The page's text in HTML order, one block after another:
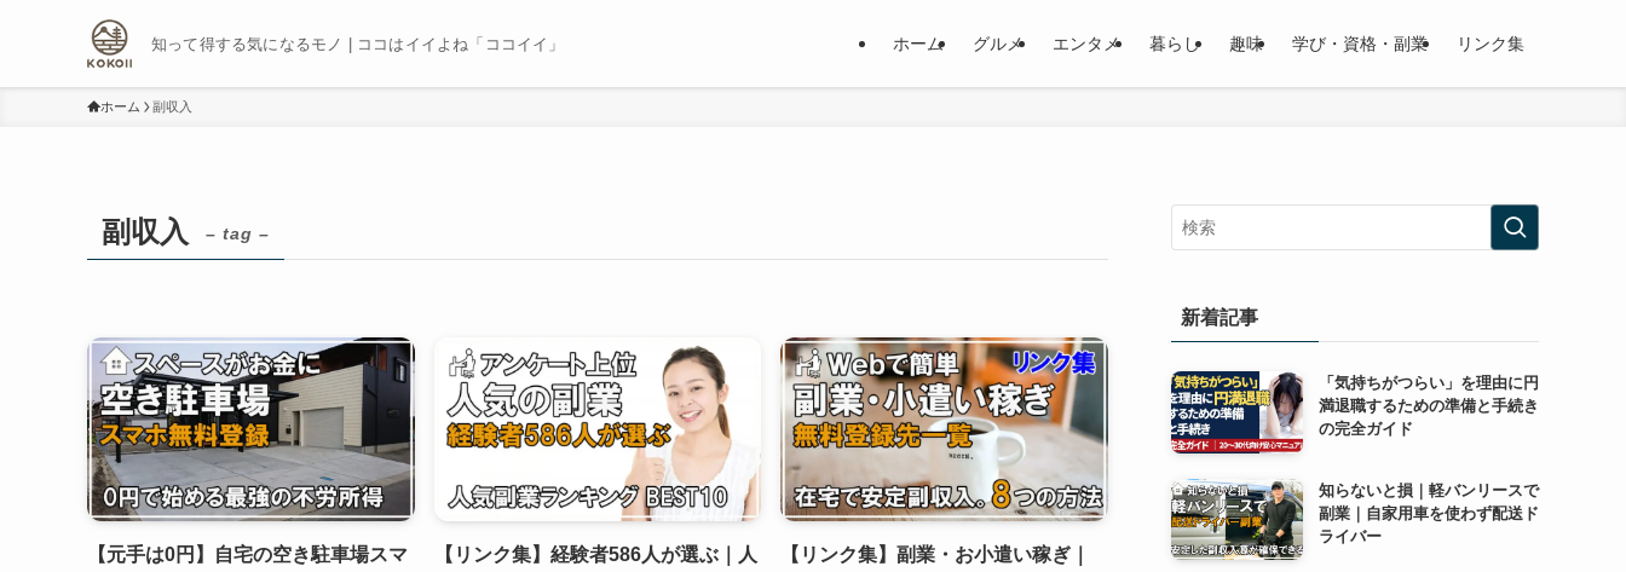
知って得する気になるモノ | ココはイイよね「ココイイ」 ホーム グルメ エンタメ 暮らし 趣味 学び・資格・副業 リンク集
ホーム 副収入
副収入 – tag –
【元手は0円】自宅の空き駐車場スマ
【リンク集】経験者586人が選ぶ｜人
【リンク集】副業・お小遣い稼ぎ｜
新着記事
「気持ちがつらい」を理由に円
満退職するための準備と手続き
の完全ガイド
知らないと損｜軽バンリースで
副業｜自家用車を使わず配送ド
ライバー